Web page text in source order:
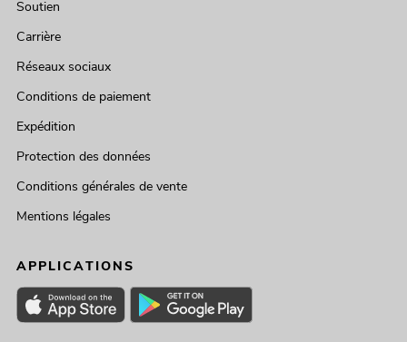
Soutien
Carrière
Réseaux sociaux
Conditions de paiement
Expédition
Protection des données
Conditions générales de vente
Mentions légales
APPLICATIONS